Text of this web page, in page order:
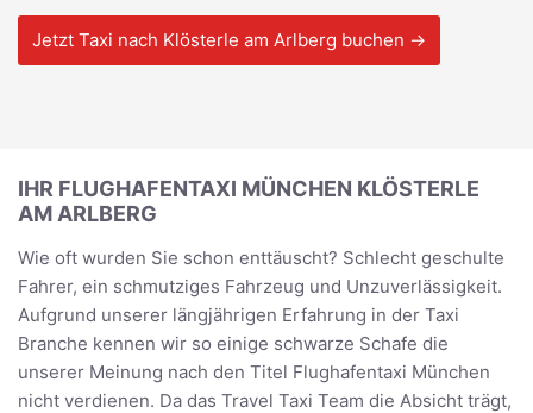
Jetzt Taxi nach Klösterle am Arlberg buchen →
IHR FLUGHAFENTAXI MÜNCHEN KLÖSTERLE
AM ARLBERG
Wie oft wurden Sie schon enttäuscht? Schlecht geschulte
Fahrer, ein schmutziges Fahrzeug und Unzuverlässigkeit.
Aufgrund unserer längjährigen Erfahrung in der Taxi
Branche kennen wir so einige schwarze Schafe die
unserer Meinung nach den Titel Flughafentaxi München
nicht verdienen. Da das Travel Taxi Team die Absicht trägt,